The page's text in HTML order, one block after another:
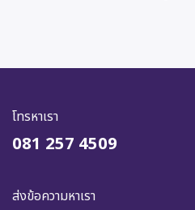
โทรหาเรา
081 257 4509
ส่งข้อความหาเรา